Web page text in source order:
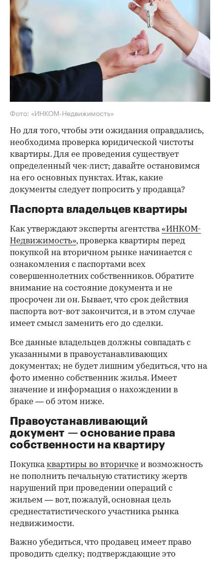
Фото: «ИНКОМ-Недвижимость»
Но для того, чтобы эти ожидания оправдались,
необходима проверка юридической чистоты
квартиры. Для ее проведения существует
определенный чек-лист; давайте остановимся
на его основных пунктах. Итак, какие
документы следует попросить у продавца?
Паспорта владельцев квартиры
Как утверждают эксперты агентства«ИНКОМ-
Недвижимость», проверка квартиры перед
покупкой на вторичном рынке начинается с
ознакомления с паспортами всех
совершеннолетних собственников. Обратите
внимание на состояние документа и не
просрочен ли он. Бывает, что срок действия
паспорта вот-вот закончится, и в этом случае
имеет смысл заменить его до сделки.
00:00 / 00:00
Все данные владельцев должны совпадать с
указанными в правоустанавливающих
документах; не будет лишним убедиться, что на
фото именно собственник жилья. Имеет
значение и информация о нахождении в
браке — об этом ниже.
Правоустанавливающий
документ — основание права
собственности на квартиру
Покупкаквартиры во вторичке и возможность
не пополнить печальную статистику жертв
нарушений при проведении операций с
жильем — вот, пожалуй, основная цель
среднестатистического участника рынка
недвижимости.
Важно убедиться, что продавец имеет право
проводить сделку; подтверждающие это